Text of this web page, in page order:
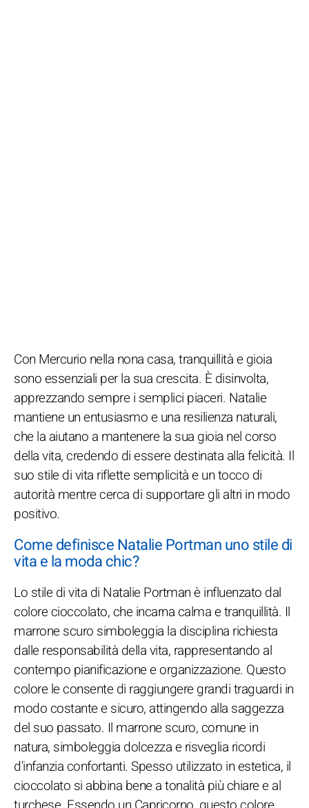
Con Mercurio nella nona casa, tranquillità e gioia
sono essenziali per la sua crescita. È disinvolta,
apprezzando sempre i semplici piaceri. Natalie
mantiene un entusiasmo e una resilienza naturali,
che la aiutano a mantenere la sua gioia nel corso
della vita, credendo di essere destinata alla felicità. Il
suo stile di vita riflette semplicità e un tocco di
autorità mentre cerca di supportare gli altri in modo
positivo.
Come definisce Natalie Portman uno stile di
vita e la moda chic?
Lo stile di vita di Natalie Portman è influenzato dal
colore cioccolato, che incarna calma e tranquillità. Il
marrone scuro simboleggia la disciplina richiesta
dalle responsabilità della vita, rappresentando al
contempo pianificazione e organizzazione. Questo
colore le consente di raggiungere grandi traguardi in
modo costante e sicuro, attingendo alla saggezza
del suo passato. Il marrone scuro, comune in
natura, simboleggia dolcezza e risveglia ricordi
d'infanzia confortanti. Spesso utilizzato in estetica, il
cioccolato si abbina bene a tonalità più chiare e al